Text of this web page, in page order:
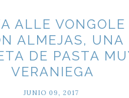
ALLE VONGOLE
ALMEJAS, UNA
DE PASTA
VERANIEGA
JUNIO 09, 2017